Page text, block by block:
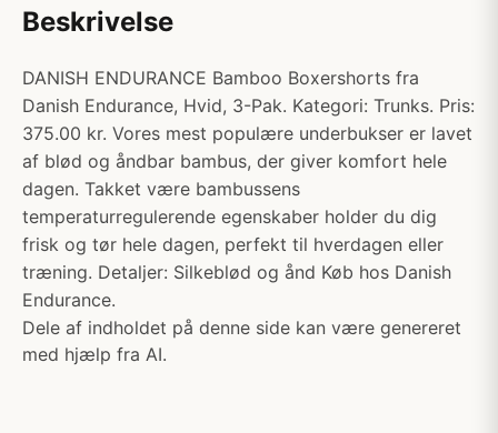
Beskrivelse
DANISH ENDURANCE Bamboo Boxershorts fra
Danish Endurance, Hvid, 3-Pak. Kategori: Trunks. Pris:
375.00 kr. Vores mest populære underbukser er lavet
af blød og åndbar bambus, der giver komfort hele
dagen. Takket være bambussens
temperaturregulerende egenskaber holder du dig
frisk og tør hele dagen, perfekt til hverdagen eller
træning. Detaljer: Silkeblød og ånd Køb hos Danish
Endurance.
Dele af indholdet på denne side kan være genereret
med hjælp fra AI.